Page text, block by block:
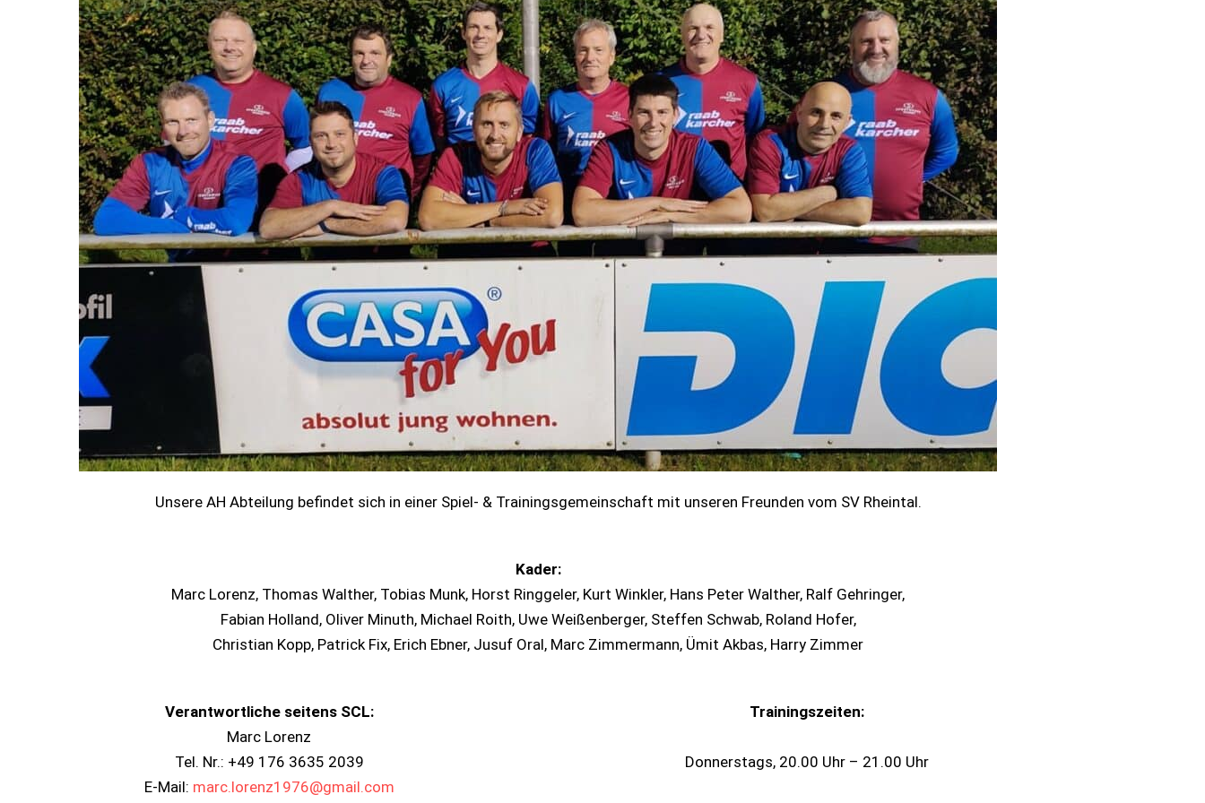
Unsere AH Abteilung befindet sich in einer Spiel- & Trainingsgemeinschaft mit unseren Freunden vom SV Rheintal.
Kader:
Marc Lorenz, Thomas Walther, Tobias Munk, Horst Ringgeler, Kurt Winkler, Hans Peter Walther, Ralf Gehringer,
Fabian Holland, Oliver Minuth, Michael Roith, Uwe Weißenberger, Steffen Schwab, Roland Hofer,
Christian Kopp, Patrick Fix, Erich Ebner, Jusuf Oral, Marc Zimmermann, Ümit Akbas, Harry Zimmer
Verantwortliche seitens SCL:
Marc Lorenz
Tel. Nr.: +49 176 3635 2039
E-Mail: marc.lorenz1976@gmail.com
Trainingszeiten:
Donnerstags, 20.00 Uhr – 21.00 Uhr